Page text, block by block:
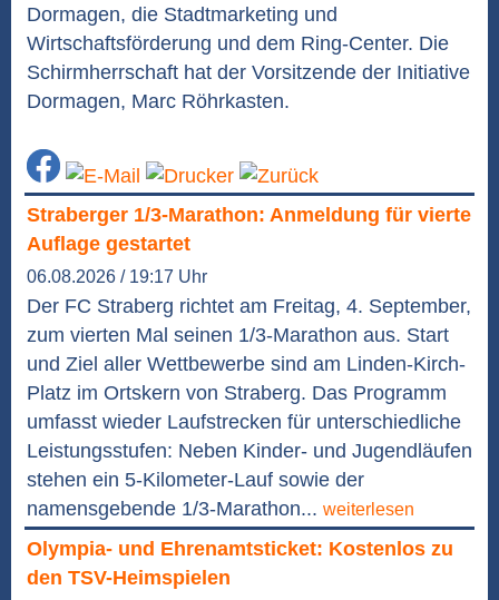
Dormagen, die Stadtmarketing und
Wirtschaftsförderung und dem Ring-Center. Die
Schirmherrschaft hat der Vorsitzende der Initiative
Dormagen, Marc Röhrkasten.
Straberger 1/3-Marathon: Anmeldung für vierte
Auflage gestartet
06.08.2026 / 19:17 Uhr
Der FC Straberg richtet am Freitag, 4. September,
zum vierten Mal seinen 1/3-Marathon aus. Start
und Ziel aller Wettbewerbe sind am Linden-Kirch-
Platz im Ortskern von Straberg. Das Programm
umfasst wieder Laufstrecken für unterschiedliche
Leistungsstufen: Neben Kinder- und Jugendläufen
stehen ein 5-Kilometer-Lauf sowie der
namensgebende 1/3-Marathon... weiterlesen
Olympia- und Ehrenamtsticket: Kostenlos zu
den TSV-Heimspielen